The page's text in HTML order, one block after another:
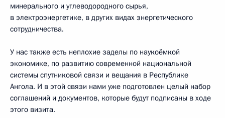
минерального и углеводородного сырья,
в электроэнергетике, в других видах энергетического
сотрудничества.
У нас также есть неплохие заделы по наукоёмкой
экономике, по развитию современной национальной
системы спутниковой связи и вещания в Республике
Ангола. И в этой связи нами уже подготовлен целый набор
соглашений и документов, которые будут подписаны в ходе
этого визита.